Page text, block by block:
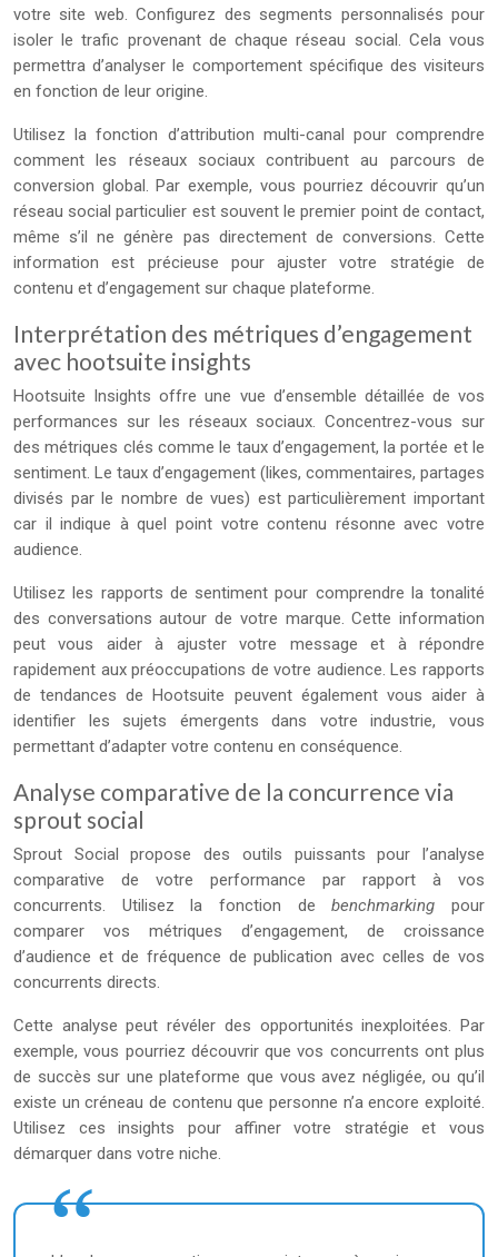
votre site web. Configurez des segments personnalisés pour
isoler le trafic provenant de chaque réseau social. Cela vous
permettra d’analyser le comportement spécifique des visiteurs
en fonction de leur origine.
Utilisez la fonction d’attribution multi-canal pour comprendre
comment les réseaux sociaux contribuent au parcours de
conversion global. Par exemple, vous pourriez découvrir qu’un
réseau social particulier est souvent le premier point de contact,
même s’il ne génère pas directement de conversions. Cette
information est précieuse pour ajuster votre stratégie de
contenu et d’engagement sur chaque plateforme.
Interprétation des métriques d’engagement
avec hootsuite insights
Hootsuite Insights offre une vue d’ensemble détaillée de vos
performances sur les réseaux sociaux. Concentrez-vous sur
des métriques clés comme le taux d’engagement, la portée et le
sentiment. Le taux d’engagement (likes, commentaires, partages
divisés par le nombre de vues) est particulièrement important
car il indique à quel point votre contenu résonne avec votre
audience.
Utilisez les rapports de sentiment pour comprendre la tonalité
des conversations autour de votre marque. Cette information
peut vous aider à ajuster votre message et à répondre
rapidement aux préoccupations de votre audience. Les rapports
de tendances de Hootsuite peuvent également vous aider à
identifier les sujets émergents dans votre industrie, vous
permettant d’adapter votre contenu en conséquence.
Analyse comparative de la concurrence via
sprout social
Sprout Social propose des outils puissants pour l’analyse
comparative de votre performance par rapport à vos
concurrents. Utilisez la fonction debenchmarkingpour
comparer vos métriques d’engagement, de croissance
d’audience et de fréquence de publication avec celles de vos
concurrents directs.
Cette analyse peut révéler des opportunités inexploitées. Par
exemple, vous pourriez découvrir que vos concurrents ont plus
de succès sur une plateforme que vous avez négligée, ou qu’il
existe un créneau de contenu que personne n’a encore exploité.
Utilisez ces insights pour affiner votre stratégie et vous
démarquer dans votre niche.